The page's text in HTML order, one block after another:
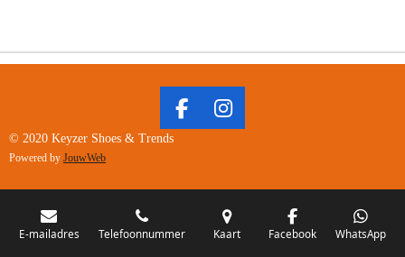
F
B
O
I
A
G
R
© 2020 Keyzer Shoes & Trends
Powered by JouwWeb
E-mailadres Telefoonnummer Kaart Facebook WhatsApp